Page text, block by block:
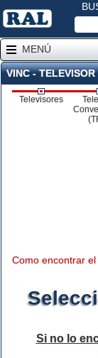
MENÚ
VINC -
Televisores
Como encontrar
Si no lo